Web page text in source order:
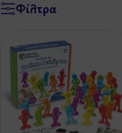
Φίλτρα